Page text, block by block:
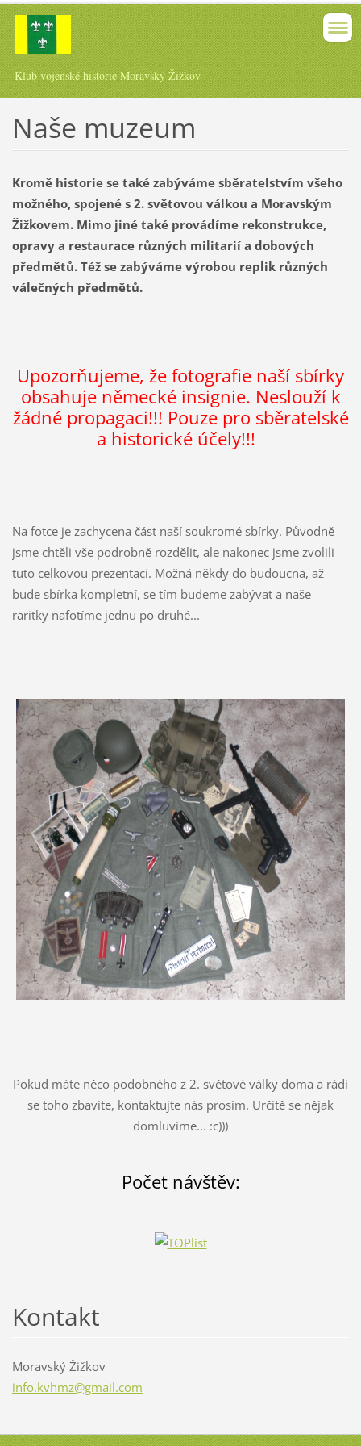
Klub vojenské historie Moravský Žižkov
Naše muzeum
Kromě historie se také zabýváme sběratelstvím všeho
možného, spojené s 2. světovou válkou a Moravským
Žižkovem. Mimo jiné také provádíme rekonstrukce,
opravy a restaurace různých militarií a dobových
předmětů. Též se zabýváme výrobou replik různých
válečných předmětů.
Upozorňujeme, že fotografie naší sbírky
obsahuje německé insignie. Neslouží k
žádné propagaci!!! Pouze pro sběratelské
a historické účely!!!
Na fotce je zachycena část naší soukromé sbírky. Původně
jsme chtěli vše podrobně rozdělit, ale nakonec jsme zvolili
tuto celkovou prezentaci. Možná někdy do budoucna, až
bude sbírka kompletní, se tím budeme zabývat a naše
raritky nafotíme jednu po druhé...
Pokud máte něco podobného z 2. světové války doma a rádi
se toho zbavíte, kontaktujte nás prosím. Určitě se nějak
domluvíme... :c)))
Počet návštěv:
Kontakt
Moravský Žižkov
info.kvhmz@gmail.com